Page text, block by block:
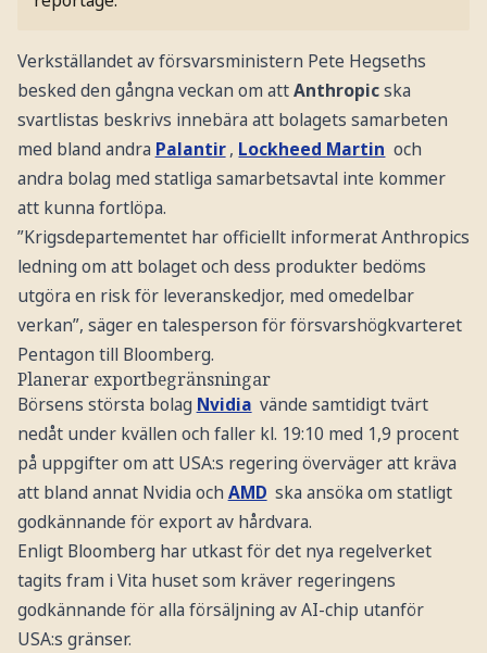
Verkställandet av försvarsministern Pete Hegseths
besked den gångna veckan om attAnthropicska
svartlistas beskrivs innebära att bolagets samarbeten
med bland andra Palantir , Lockheed Martin och
andra bolag med statliga samarbetsavtal inte kommer
att kunna fortlöpa.
”Krigsdepartementet har officiellt informerat Anthropics
ledning om att bolaget och dess produkter bedöms
utgöra en risk för leveranskedjor, med omedelbar
verkan”, säger en talesperson för försvarshögkvarteret
Pentagon till Bloomberg.
Planerar exportbegränsningar
Börsens största bolag Nvidia vände samtidigt tvärt
nedåt under kvällen och faller kl. 19:10 med 1,9 procent
på uppgifter om att USA:s regering överväger att kräva
att bland annat Nvidia och AMD ska ansöka om statligt
godkännande för export av hårdvara.
Enligt Bloomberg har utkast för det nya regelverket
tagits fram i Vita huset som kräver regeringens
godkännande för alla försäljning av AI-chip utanför
USA:s gränser.